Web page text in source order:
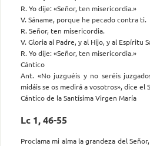
R. Yo dije: «Señor, ten misericordia.»
V. Sáname, porque he pecado contra ti.
R. Señor, ten misericordia.
V. Gloria al Padre, y al Hijo, y al Espíritu
R. Yo dije: «Señor, ten misericordia.»
Cántico
Ant. «No juzguéis y no seréis
midáis se os medirá a vosotros», dice el
Cántico de la Santísima Virgen María
Lc 1, 46-55
Proclama mi alma la grandeza del